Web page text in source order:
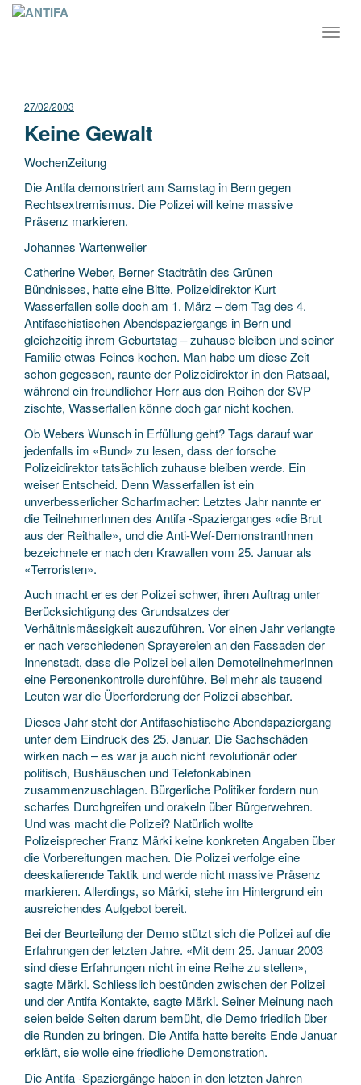
27/02/2003
Keine Gewalt
WochenZeitung
Die Antifa demonstriert am Samstag in Bern gegen
Rechtsextremismus. Die Polizei will keine massive
Präsenz markieren.
Johannes Wartenweiler
Catherine Weber, Berner Stadträtin des Grünen
Bündnisses, hatte eine Bitte. Polizeidirektor Kurt
Wasserfallen solle doch am 1. März – dem Tag des 4.
Antifaschistischen Abendspaziergangs in Bern und
gleichzeitig ihrem Geburtstag – zuhause bleiben und seiner
Familie etwas Feines kochen. Man habe um diese Zeit
schon gegessen, raunte der Polizeidirektor in den Ratsaal,
während ein freundlicher Herr aus den Reihen der SVP
zischte, Wasserfallen könne doch gar nicht kochen.
Ob Webers Wunsch in Erfüllung geht? Tags darauf war
jedenfalls im «Bund» zu lesen, dass der forsche
Polizeidirektor tatsächlich zuhause bleiben werde. Ein
weiser Entscheid. Denn Wasserfallen ist ein
unverbesserlicher Scharfmacher: Letztes Jahr nannte er
die TeilnehmerInnen des Antifa -Spazierganges «die Brut
aus der Reithalle», und die Anti-Wef-DemonstrantInnen
bezeichnete er nach den Krawallen vom 25. Januar als
«Terroristen».
Auch macht er es der Polizei schwer, ihren Auftrag unter
Berücksichtigung des Grundsatzes der
Verhältnismässigkeit auszuführen. Vor einen Jahr verlangte
er nach verschiedenen Sprayereien an den Fassaden der
Innenstadt, dass die Polizei bei allen DemoteilnehmerInnen
eine Personenkontrolle durchführe. Bei mehr als tausend
Leuten war die Überforderung der Polizei absehbar.
Dieses Jahr steht der Antifaschistische Abendspaziergang
unter dem Eindruck des 25. Januar. Die Sachschäden
wirken nach – es war ja auch nicht revolutionär oder
politisch, Bushäuschen und Telefonkabinen
zusammenzuschlagen. Bürgerliche Politiker fordern nun
scharfes Durchgreifen und orakeln über Bürgerwehren.
Und was macht die Polizei? Natürlich wollte
Polizeisprecher Franz Märki keine konkreten Angaben über
die Vorbereitungen machen. Die Polizei verfolge eine
deeskalierende Taktik und werde nicht massive Präsenz
markieren. Allerdings, so Märki, stehe im Hintergrund ein
ausreichendes Aufgebot bereit.
Bei der Beurteilung der Demo stützt sich die Polizei auf die
Erfahrungen der letzten Jahre. «Mit dem 25. Januar 2003
sind diese Erfahrungen nicht in eine Reihe zu stellen»,
sagte Märki. Schliesslich bestünden zwischen der Polizei
und der Antifa Kontakte, sagte Märki. Seiner Meinung nach
seien beide Seiten darum bemüht, die Demo friedlich über
die Runden zu bringen. Die Antifa hatte bereits Ende Januar
erklärt, sie wolle eine friedliche Demonstration.
Die Antifa -Spaziergänge haben in den letzten Jahren